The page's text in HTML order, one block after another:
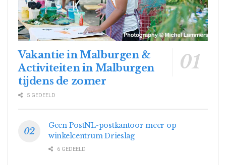
Vakantie in Malburgen &
Activiteiten in Malburgen
tijdens de zomer
5 GEDEELD
Geen PostNL-postkantoor meer op
winkelcentrum Drieslag
6 GEDEELD